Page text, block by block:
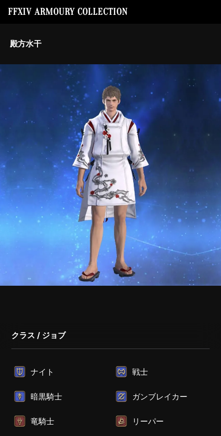
FFXIV ARMOURY COLLECTION
殿方水干
クラス / ジョブ
ナイト 戦士
暗黒騎士 ガンブレイカー
竜騎士 リーパー